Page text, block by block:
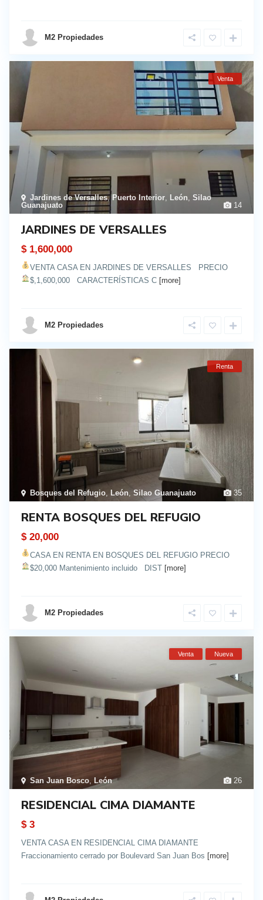
M2 Propiedades
14
Jardines de Versalles, Puerto Interior León Silao
Guanajuato
Venta
JARDINES DE VERSALLES
$ 1,600,000
VENTA CASA EN JARDINES DE VERSALLES
PRECIO
$,1,600,000 CARACTERÍSTICAS C [more]
M2 Propiedades
35
Bosques del Refugio León Silao Guanajuato
Renta
RENTA BOSQUES DEL REFUGIO
$ 20,000
CASA EN RENTA EN BOSQUES DEL REFUGIO PRECIO
$20,000 Mantenimiento incluido DIST [more]
M2 Propiedades
26
San Juan Bosco León
Venta Nueva
RESIDENCIAL CIMA DIAMANTE
$ 3
VENTA CASA EN RESIDENCIAL CIMA DIAMANTE
Fraccionamiento cerrado por Boulevard San Juan Bos [more]